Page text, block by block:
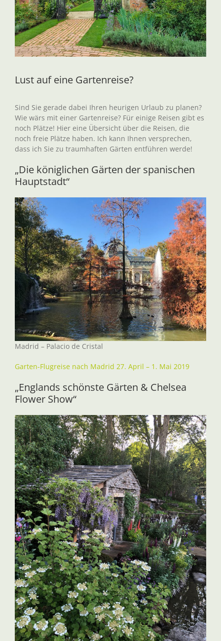
Lust auf eine Gartenreise?
Sind Sie gerade dabei Ihren heurigen Urlaub zu planen?
Wie wärs mit einer Gartenreise? Für einige Reisen gibt es
noch Plätze! Hier eine Übersicht über die Reisen, die
noch freie Plätze haben. Ich kann Ihnen versprechen,
dass ich Sie zu traumhaften Gärten entführen werde!
„Die königlichen Gärten der spanischen
Hauptstadt“
Madrid – Palacio de Cristal
Garten-Flugreise nach Madrid 27. April – 1. Mai 2019
„Englands schönste Gärten & Chelsea
Flower Show“